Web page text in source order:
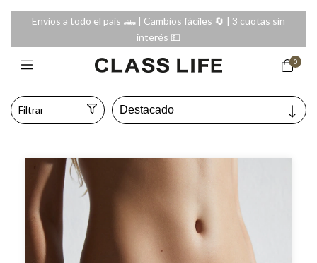
Envíos a todo el país 🛻 | Cambios fáciles 🔄️ | 3 cuotas sin
interés 💵
0
Filtrar